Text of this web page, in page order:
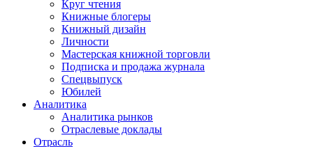
Круг чтения
Книжные блогеры
Книжный дизайн
Личности
Мастерская книжной торговли
Подписка и продажа журнала
Спецвыпуск
Юбилей
Аналитика
Аналитика рынков
Отраслевые доклады
Отрасль